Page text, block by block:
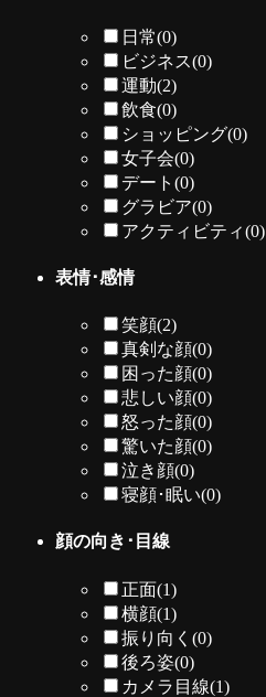
日常(0)
ビジネス(0)
運動(2)
飲食(0)
ショッピング(0)
女子会(0)
デート(0)
グラビア(0)
アクティビティ(0)
表情･感情
笑顔(2)
真剣な顔(0)
困った顔(0)
悲しい顔(0)
怒った顔(0)
驚いた顔(0)
泣き顔(0)
寝顔･眠い(0)
顔の向き･目線
正面(1)
横顔(1)
振り向く(0)
後ろ姿(0)
カメラ目線(1)